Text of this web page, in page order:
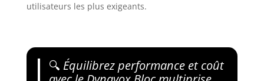
utilisateurs les plus exigeants.
🔍 Équilibrez performance et coût